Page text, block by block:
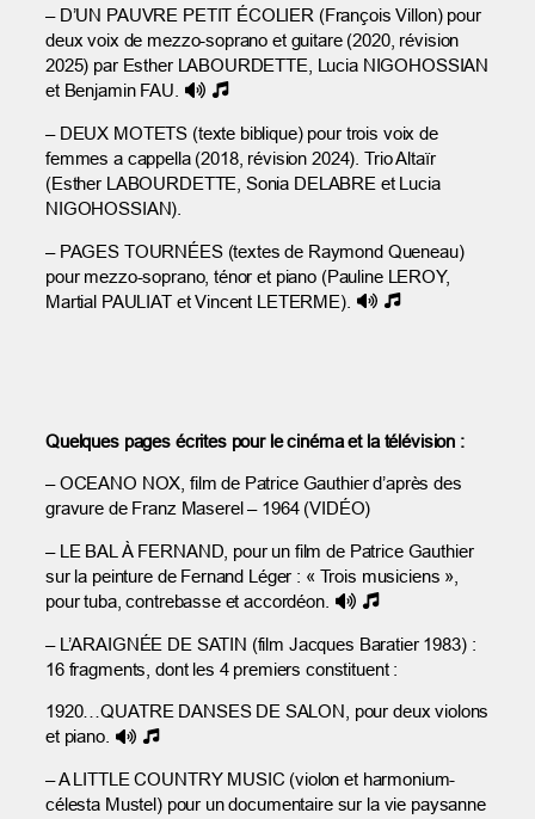
– D’UN PAUVRE PETIT ÉCOLIER (François Villon) pour
deux voix de mezzo-soprano et guitare (2020, révision
2025) par Esther LABOURDETTE, Lucia NIGOHOSSIAN
et Benjamin FAU.
– DEUX MOTETS (texte biblique) pour trois voix de
femmes a cappella (2018, révision 2024). Trio Altaïr
(Esther LABOURDETTE, Sonia DELABRE et Lucia
NIGOHOSSIAN).
– PAGES TOURNÉES (textes de Raymond Queneau)
pour mezzo-soprano, ténor et piano (Pauline LEROY,
Martial PAULIAT et Vincent LETERME).
Quelques pages écrites pour le cinéma et la télévision :
– OCEANO NOX, film de Patrice Gauthier d’après des
gravure de Franz Maserel – 1964 (VIDÉO)
– LE BAL À FERNAND, pour un film de Patrice Gauthier
sur la peinture de Fernand Léger : « Trois musiciens »,
pour tuba, contrebasse et accordéon.
– L’ARAIGNÉE DE SATIN (film Jacques Baratier 1983) :
16 fragments, dont les 4 premiers constituent :
1920…QUATRE DANSES DE SALON, pour deux violons
et piano.
– A LITTLE COUNTRY MUSIC (violon et harmonium-
célesta Mustel) pour un documentaire sur la vie paysanne